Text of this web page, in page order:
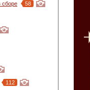
сборе 58
112